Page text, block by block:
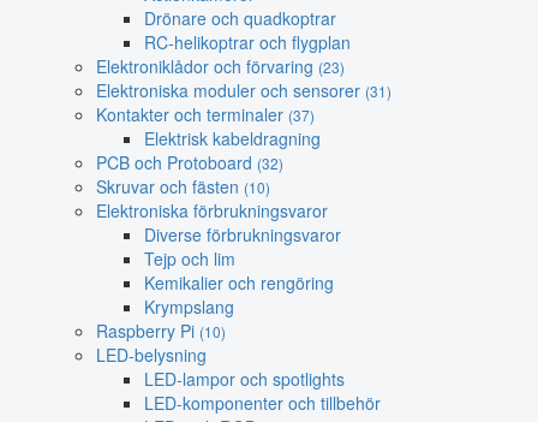
Drönare och quadkoptrar
RC-helikoptrar och flygplan
Elektroniklådor och förvaring (23)
Elektroniska moduler och sensorer (31)
Kontakter och terminaler (37)
Elektrisk kabeldragning
PCB och Protoboard (32)
Skruvar och fästen (10)
Elektroniska förbrukningsvaror
Diverse förbrukningsvaror
Tejp och lim
Kemikalier och rengöring
Krympslang
Raspberry Pi (10)
LED-belysning
LED-lampor och spotlights
LED-komponenter och tillbehör